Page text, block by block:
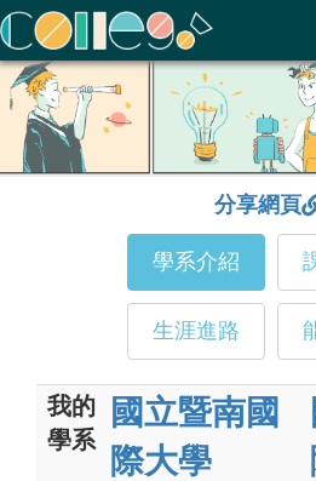
ColleGo! 大學選才與高中育才輔助系統
分享網頁
學系介紹
生涯進路
我的
學系
國立暨南國
際大學